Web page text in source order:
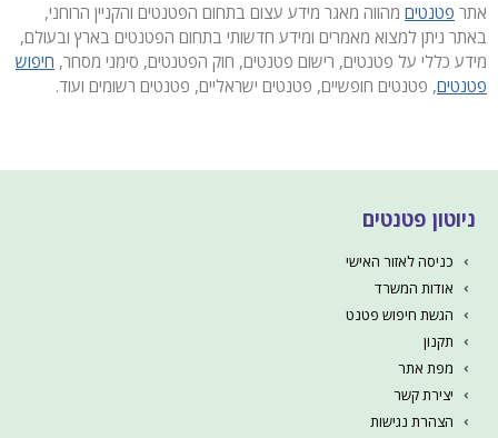
אתר פטנטים מהווה מאגר מידע עצום בתחום הפטנטים והקניין הרוחני,
באתר ניתן למצוא מאמרים ומידע חדשותי בתחום הפטנטים בארץ ובעולם,
מידע כללי על פטנטים, רישום פטנטים, חוק הפטנטים, סימני מסחר, חיפוש
פטנטים, פטנטים חופשיים, פטנטים ישראליים, פטנטים רשומים ועוד.
ניוטון פטנטים
כניסה לאזור האישי
אודות המשרד
הגשת חיפוש פטנט
תקנון
מפת אתר
יצירת קשר
הצהרת נגישות